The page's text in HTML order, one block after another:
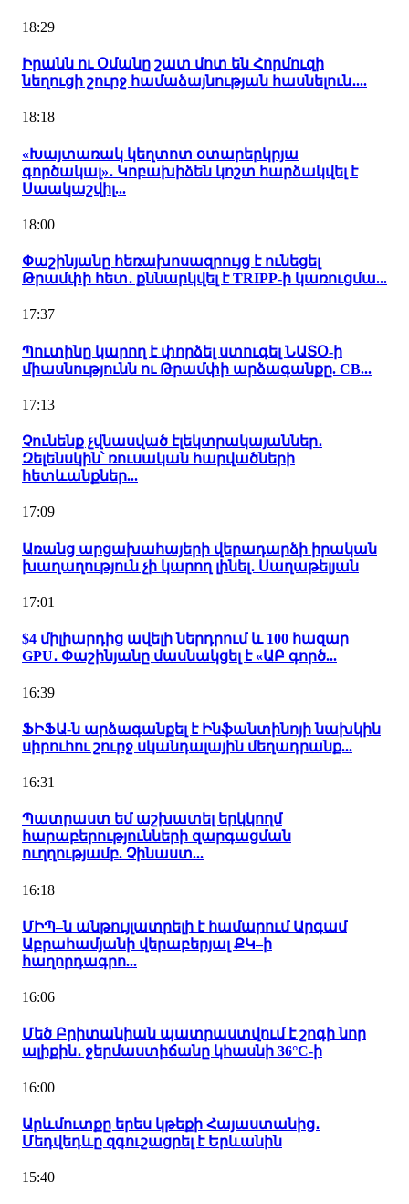
18:29
Իրանն ու Օմանը շատ մոտ են Հորմուզի
նեղուցի շուրջ համաձայնության հասնելուն․...
18:18
«Խայտառակ կեղտոտ օտարերկրյա
գործակալ»․ Կոբախիձեն կոշտ հարձակվել է
Սաակաշվիլ...
18:00
Փաշինյանը հեռախոսազրույց է ունեցել
Թրամփի հետ․ քննարկվել է TRIPP-ի կառուցմա...
17:37
Պուտինը կարող է փորձել ստուգել ՆԱՏՕ-ի
միասնությունն ու Թրամփի արձագանքը. CB...
17:13
Չունենք չվնասված էլեկտրակայաններ․
Զելենսկին՝ ռուսական հարվածների
հետևանքներ...
17:09
Առանց արցախահայերի վերադարձի իրական
խաղաղություն չի կարող լինել․ Սաղաթելյան
17:01
$4 միլիարդից ավելի ներդրում և 100 հազար
GPU․ Փաշինյանը մասնակցել է «ԱԲ գործ...
16:39
ՖԻՖԱ-ն արձագանքել է Ինֆանտինոյի նախկին
սիրուհու շուրջ սկանդալային մեղադրանք...
16:31
Պատրաստ եմ աշխատել երկկողմ
հարաբերությունների զարգացման
ուղղությամբ. Չինաստ...
16:18
ՄԻՊ–ն անթույլատրելի է համարում Արգամ
Աբրահամյանի վերաբերյալ ՔԿ–ի
հաղորդագրո...
16:06
Մեծ Բրիտանիան պատրաստվում է շոգի նոր
ալիքին․ ջերմաստիճանը կհասնի 36°C-ի
16:00
Արևմուտքը երես կթեքի Հայաստանից․
Մեդվեդևը զգուշացրել է Երևանին
15:40